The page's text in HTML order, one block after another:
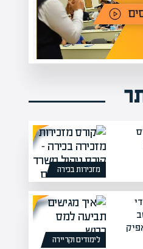
מזכירות בכירה
לימודים וקריירה